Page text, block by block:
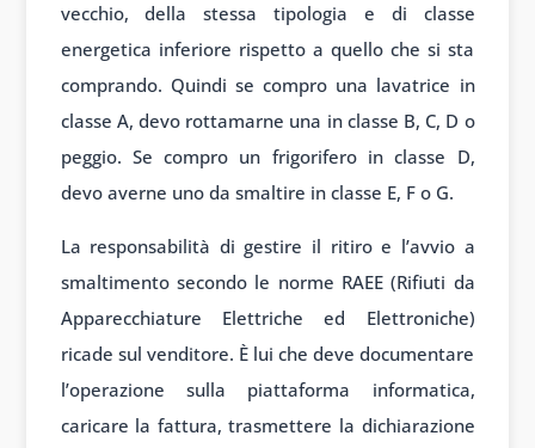
vecchio, della stessa tipologia e di classe
energetica inferiore rispetto a quello che si sta
comprando. Quindi se compro una lavatrice in
classe A, devo rottamarne una in classe B, C, D o
peggio. Se compro un frigorifero in classe D,
devo averne uno da smaltire in classe E, F o G.
La responsabilità di gestire il ritiro e l’avvio a
smaltimento secondo le norme RAEE (Rifiuti da
Apparecchiature Elettriche ed Elettroniche)
ricade sul venditore. È lui che deve documentare
l’operazione sulla piattaforma informatica,
caricare la fattura, trasmettere la dichiarazione